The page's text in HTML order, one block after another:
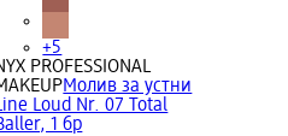
+5
PROFESSIONAL
Молив за устни
Loud Nr. 07 Total
1 бр